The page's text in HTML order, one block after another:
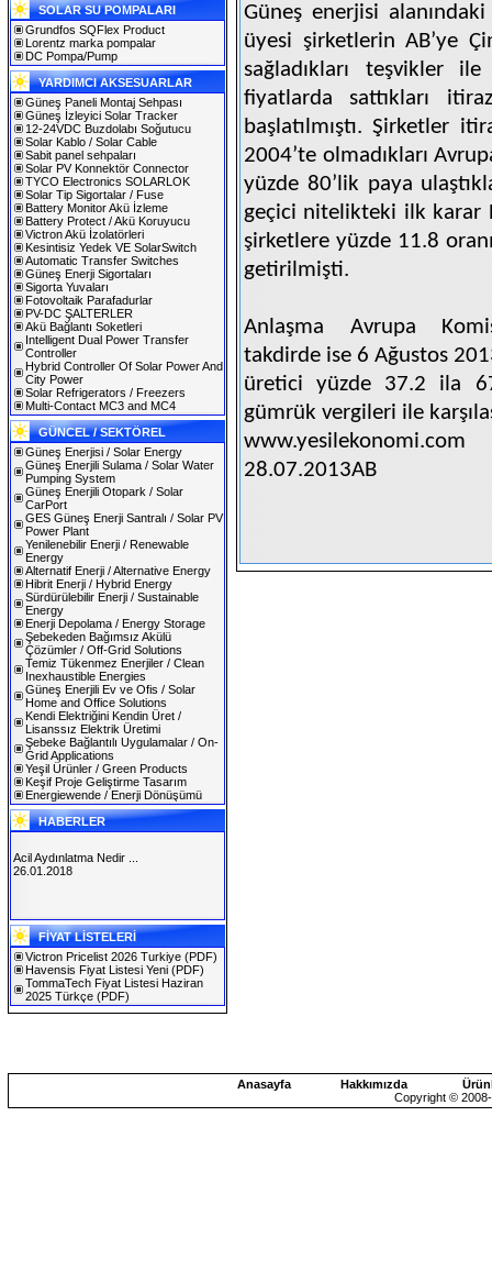
SOLAR SU POMPALARI
Grundfos SQFlex Product
Lorentz marka pompalar
DC Pompa/Pump
YARDIMCI AKSESUARLAR
Güneş Paneli Montaj Sehpası
Güneş İzleyici Solar Tracker
12-24VDC Buzdolabı Soğutucu
Solar Kablo / Solar Cable
Sabit panel sehpaları
Solar PV Konnektör Connector
TYCO Electronics SOLARLOK
Solar Tip Sigortalar / Fuse
Battery Monitor Akü İzleme
Battery Protect / Akü Koruyucu
Victron Akü İzolatörleri
Kesintisiz Yedek VE SolarSwitch
Automatic Transfer Switches
Güneş Enerji Sigortaları
Sigorta Yuvaları
Fotovoltaik Parafadurlar
PV-DC ŞALTERLER
Akü Bağlantı Soketleri
Intelligent Dual Power Transfer
Controller
Hybrid Controller Of Solar Power And
City Power
Solar Refrigerators / Freezers
Multi-Contact MC3 and MC4
GÜNCEL / SEKTÖREL
Güneş Enerjisi / Solar Energy
Güneş Enerjili Sulama / Solar Water
Pumping System
Güneş Enerjili Otopark / Solar
CarPort
GES Güneş Enerji Santralı / Solar PV
Power Plant
Yenilenebilir Enerji / Renewable
Energy
Alternatif Enerji / Alternative Energy
Hibrit Enerji / Hybrid Energy
Sürdürülebilir Enerji / Sustainable
Energy
Enerji Depolama / Energy Storage
Şebekeden Bağımsız Akülü
Çözümler / Off-Grid Solutions
Temiz Tükenmez Enerjiler / Clean
Inexhaustible Energies
Güneş Enerjili Ev ve Ofis / Solar
Home and Office Solutions
Kendi Elektriğini Kendin Üret /
Lisanssız Elektrik Üretimi
Şebeke Bağlantılı Uygulamalar / On-
Grid Applications
Yeşil Ürünler / Green Products
Keşif Proje Geliştirme Tasarım
Energiewende / Enerji Dönüşümü
HABERLER
SOLAREX ISTANBUL 2019
30.01.2019
Acil Aydınlatma Nedir ...
26.01.2018
FİYAT LİSTELERİ
Victron Pricelist 2026 Turkiye (PDF)
Havensis Fiyat Listesi Yeni (PDF)
TommaTech Fiyat Listesi Haziran
2025 Türkçe (PDF)
Güneş enerjisi
üyesi şirketlerin AB’ye
sağladıkları teşvikler
fiyatlarda sattıkları
başlatılmıştı. Şirketler
2004’te olmadıkları
yüzde 80’lik paya
geçici nitelikteki ilk karar
şirketlere yüzde 11.8
getirilmişti.
Anlaşma Avrupa
takdirde ise 6 Ağustos
üretici yüzde 37.2 ila
gümrük vergileri ile
www.yesilekonomi.com
28.07.2013AB
Anasayfa Hakkımızda
Copyright ©